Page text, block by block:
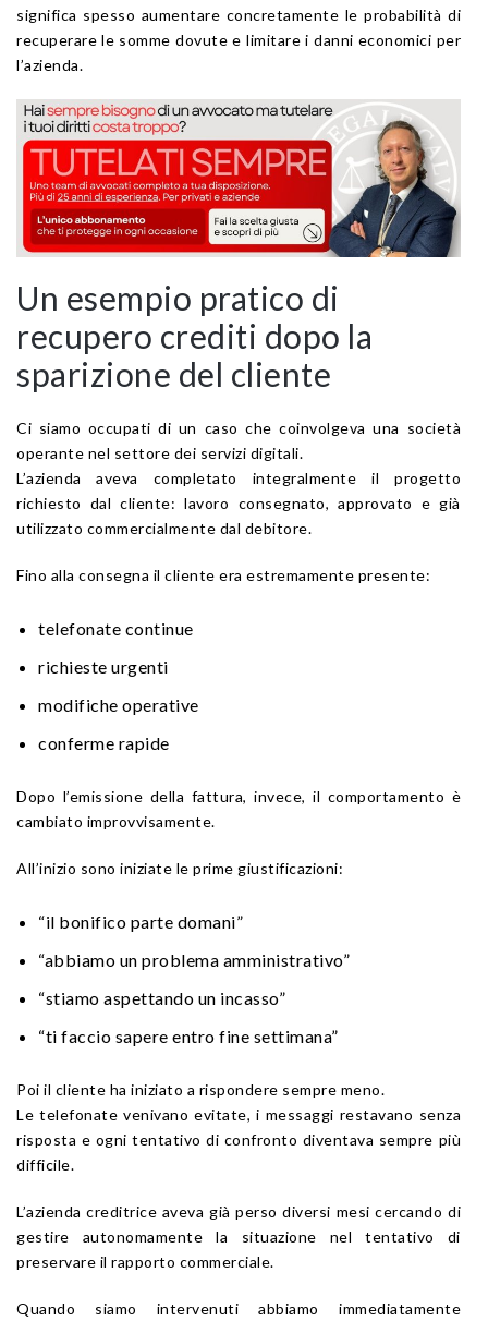
significa spesso aumentare concretamente le probabilità di
recuperare le somme dovute e limitare i danni economici per
l’azienda.
Un esempio pratico di
recupero crediti dopo la
sparizione del cliente
Ci siamo occupati di un caso che coinvolgeva una società
operante nel settore dei servizi digitali.
L’azienda aveva completato integralmente il progetto
richiesto dal cliente: lavoro consegnato, approvato e già
utilizzato commercialmente dal debitore.
Fino alla consegna il cliente era estremamente presente:
telefonate continue
richieste urgenti
modifiche operative
conferme rapide
Dopo l’emissione della fattura, invece, il comportamento è
cambiato improvvisamente.
All’inizio sono iniziate le prime giustificazioni:
“il bonifico parte domani”
“abbiamo un problema amministrativo”
“stiamo aspettando un incasso”
“ti faccio sapere entro fine settimana”
Poi il cliente ha iniziato a rispondere sempre meno.
Le telefonate venivano evitate, i messaggi restavano senza
risposta e ogni tentativo di confronto diventava sempre più
difficile.
L’azienda creditrice aveva già perso diversi mesi cercando di
gestire autonomamente la situazione nel tentativo di
preservare il rapporto commerciale.
Quando siamo intervenuti abbiamo immediatamente